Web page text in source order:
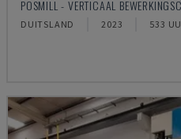
POSMILL - VERTICAAL
DUITSLAND 2023 533